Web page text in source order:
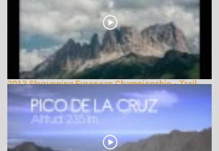
2013 Skyrunning European Championship - Trail
Running
144814 Nézetek